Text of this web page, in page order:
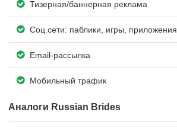
Тизерная/баннерная реклама
Соц.сети: паблики, игры, приложения
Email-рассылка
Мобильный трафик
Аналоги Russian Brides